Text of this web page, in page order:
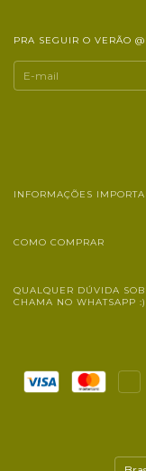
PRA SEGUIR O VERÃO
INFORMAÇÕES
COMO COMPRAR
QUALQUER DÚVIDA
CHAMA NO WHATSAPP :)